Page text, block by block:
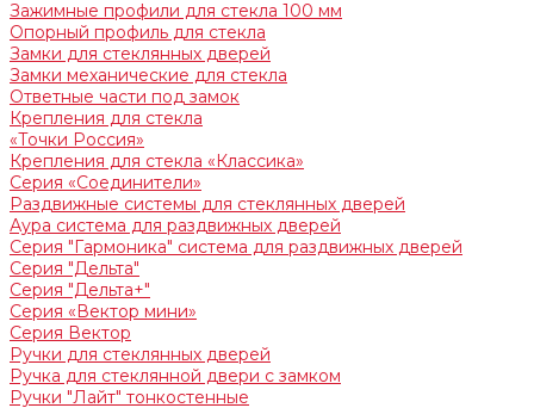
Зажимные профили для стекла 100 мм
Опорный профиль для стекла
Замки для стеклянных дверей
Замки механические для стекла
Ответные части под замок
Крепления для стекла
«Точки Россия»
Крепления для стекла «Классика»
Серия «Соединители»
Раздвижные системы для стеклянных дверей
Аура система для раздвижных дверей
Серия "Гармоника" система для раздвижных дверей
Серия "Дельта"
Серия "Дельта+"
Серия «Вектор мини»
Серия Вектор
Ручки для стеклянных дверей
Ручка для стеклянной двери с замком
Ручки "Лайт" тонкостенные